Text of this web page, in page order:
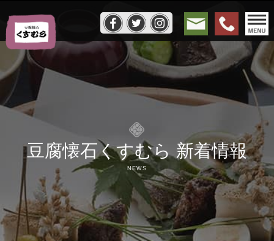
豆腐懐石くすむら 新着情報
NEWS